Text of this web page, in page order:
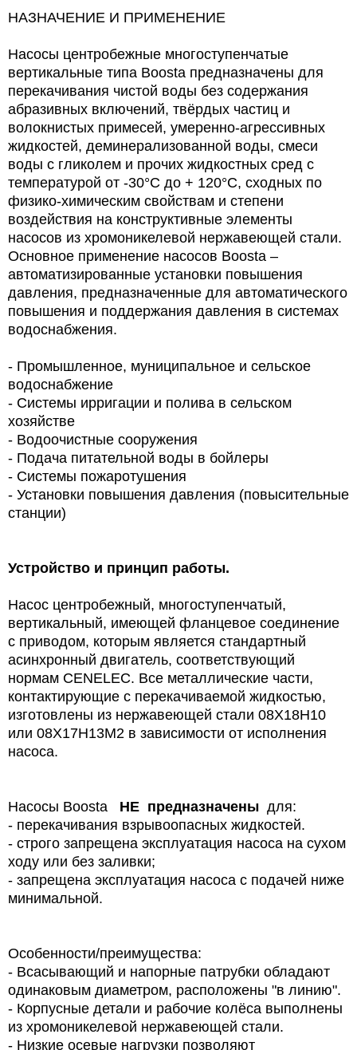
НАЗНАЧЕНИЕ И ПРИМЕНЕНИЕ
Насосы центробежные многоступенчатые
вертикальные типа Boosta предназначены для
перекачивания чистой воды без содержания
абразивных включений, твёрдых частиц и
волокнистых примесей, умеренно-агрессивных
жидкостей, деминерализованной воды, смеси
воды с гликолем и прочих жидкостных сред с
температурой от -30°С до + 120°С, сходных по
физико-химическим свойствам и степени
воздействия на конструктивные элементы
насосов из хромоникелевой нержавеющей стали.
Основное применение насосов Boosta –
автоматизированные установки повышения
давления, предназначенные для автоматического
повышения и поддержания давления в системах
водоснабжения.
- Промышленное, муниципальное и сельское
водоснабжение
- Системы ирригации и полива в сельском
хозяйстве
- Водоочистные сооружения
- Подача питательной воды в бойлеры
- Системы пожаротушения
- Установки повышения давления (повысительные
станции)
Устройство и принцип работы.
Насос центробежный, многоступенчатый,
вертикальный, имеющей фланцевое соединение
с приводом, которым является стандартный
асинхронный двигатель, соответствующий
нормам CENELEC. Все металлические части,
контактирующие с перекачиваемой жидкостью,
изготовлены из нержавеющей стали 08Х18Н10
или 08Х17Н13М2 в зависимости от исполнения
насоса.
Насосы Boosta НЕ предназначены для:
- перекачивания взрывоопасных жидкостей.
- строго запрещена эксплуатация насоса на сухом
ходу или без заливки;
- запрещена эксплуатация насоса с подачей ниже
минимальной.
Особенности/преимущества:
- Всасывающий и напорные патрубки обладают
одинаковым диаметром, расположены "в линию".
- Корпусные детали и рабочие колёса выполнены
из хромоникелевой нержавеющей стали.
- Низкие осевые нагрузки позволяют